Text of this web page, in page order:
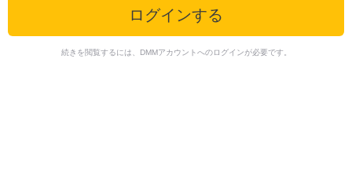
ログインする
続きを閲覧するには、DMMアカウントへのログインが必要です。